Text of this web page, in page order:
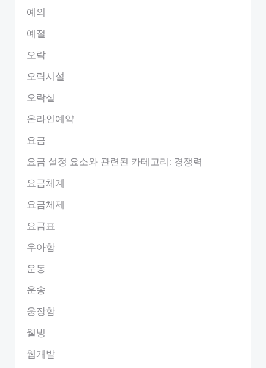
예의
예절
오락
오락시설
오락실
온라인예약
요금
요금 설정 요소와 관련된 카테고리: 경쟁력
요금체계
요금체제
요금표
우아함
운동
운송
웅장함
웰빙
웹개발